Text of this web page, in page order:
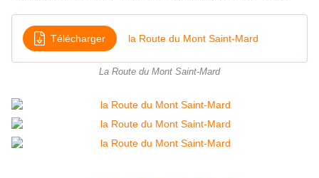
Télécharger la Route du Mont Saint-Mard
La Route du Mont Saint-Mard